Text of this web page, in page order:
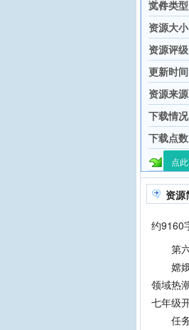
试卷
文件类
资源大
资源评
更新时
资源来
下载情
下载点
点
资源
约9160
第六
嫦娥
领域热
七年级
任务